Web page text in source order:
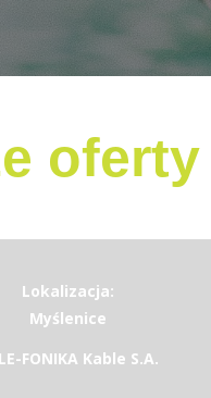
Lokalizacja:
Myślenice
FONIKA Kable S.A.